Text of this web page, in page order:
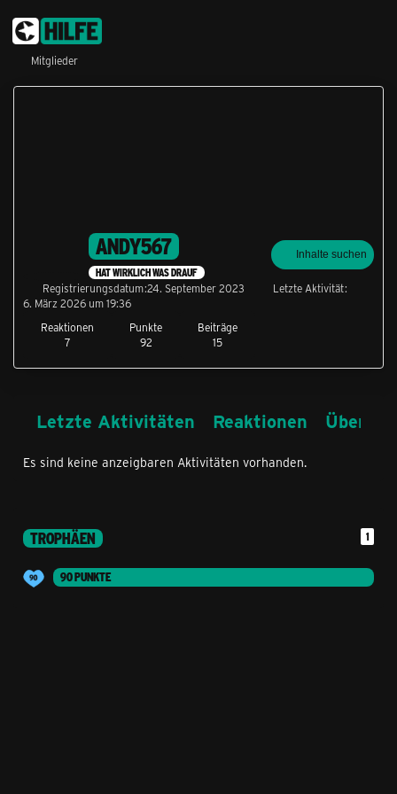
Mitglieder
ANDY567
HAT WIRKLICH WAS DRAUF
Reaktionen
7
Punkte
92
Beiträge
15
Inhalte suchen
Registrierungsdatum 24. September 2023
Letzte Aktivität
6. März 2026 um 19:36
Letzte Aktivitäten Reaktionen Über
Es sind keine anzeigbaren Aktivitäten vorhanden.
TROPHÄEN 1
90 PUNKTE